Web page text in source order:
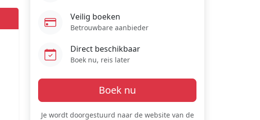
Veilig boeken
Betrouwbare aanbieder
Direct beschikbaar
Boek nu, reis later
Boek nu
Je wordt doorgestuurd naar de website van de